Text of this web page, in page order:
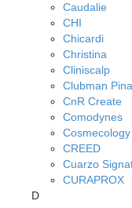
Caudalie
CHI
Chicardi
Christina
Cliniscalp
Clubman
CnR Create
Comodynes
Cosmecology
CREED
Cuarzo
CURAPROX
D